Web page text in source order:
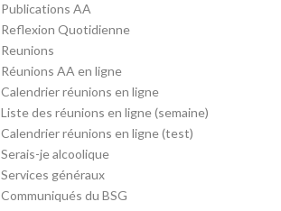
Publications AA
Reflexion Quotidienne
Reunions
Réunions AA en ligne
Calendrier réunions en ligne
Liste des réunions en ligne (semaine)
Calendrier réunions en ligne (test)
Serais-je alcoolique
Services généraux
Communiqués du BSG